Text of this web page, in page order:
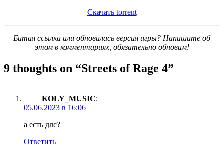
Скачать torrent
Битая ссылка или обновилась версия игры? Напишите об
этом в комментариях, обязательно обновим!
9 thoughts on “Streets of Rage 4”
KOLY_MUSIC:
05.06.2023 в 16:06
а есть длс?
Ответить